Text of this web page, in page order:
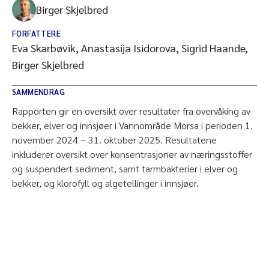
Birger Skjelbred
FORFATTERE
Eva Skarbøvik, Anastasija Isidorova, Sigrid Haande,
Birger Skjelbred
SAMMENDRAG
Rapporten gir en oversikt over resultater fra overvåking av
bekker, elver og innsjøer i Vannområde Morsa i perioden 1.
november 2024 – 31. oktober 2025. Resultatene
inkluderer oversikt over konsentrasjoner av næringsstoffer
og suspendert sediment, samt tarmbakterier i elver og
bekker, og klorofyll og algetellinger i innsjøer.